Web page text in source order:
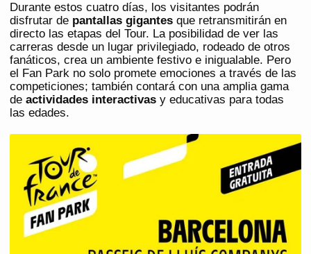
Durante estos cuatro días, los visitantes podrán
disfrutar de pantallas gigantes que retransmitirán en
directo las etapas del Tour. La posibilidad de ver las
carreras desde un lugar privilegiado, rodeado de otros
fanáticos, crea un ambiente festivo e inigualable. Pero
el Fan Park no solo promete emociones a través de las
competiciones; también contará con una amplia gama
de actividades interactivas y educativas para todas
las edades.